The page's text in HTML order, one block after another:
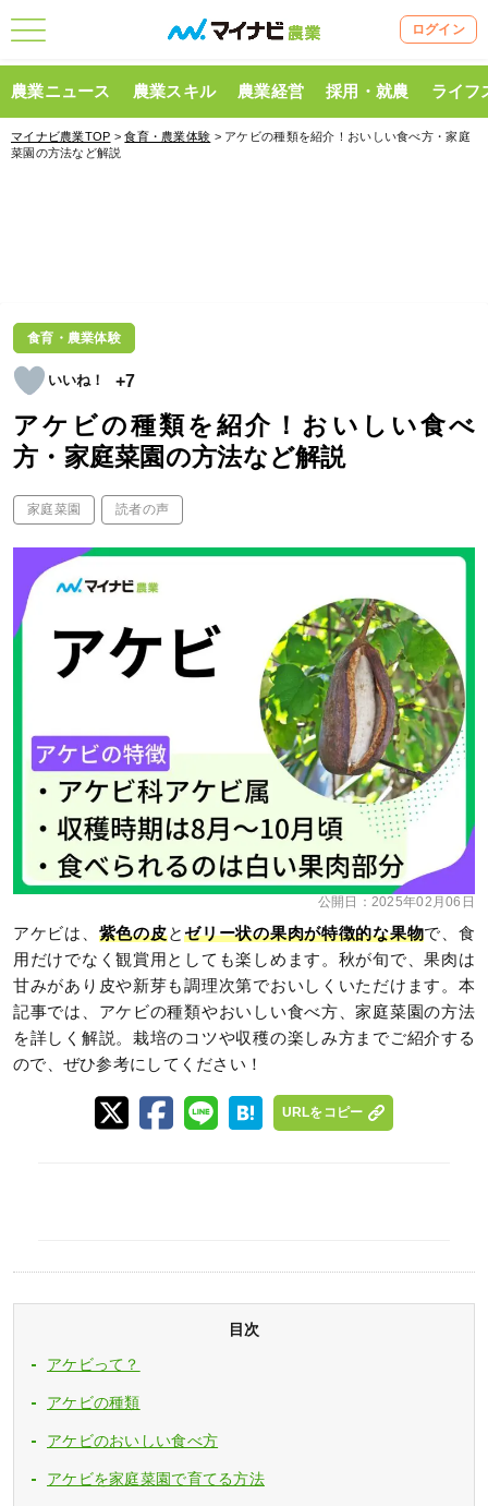
ログイン
農業ニュース 農業スキル 農業経営 採用・就農 ライフ
マイナビ農業TOP >食育・農業体験 > アケビの種類を紹介！おいしい食べ方・家庭
菜園の方法など解説
食育・農業体験
+7
アケビの種類を紹介！おいしい食べ
方・家庭菜園の方法など解説
家庭菜園 読者の声
公開日： 2025年02月06日
アケビは、 紫色の皮とゼリー状の果肉が特徴的な果物で、食
用だけでなく観賞用としても楽しめます。秋が旬で、果肉は
甘みがあり皮や新芽も調理次第でおいしくいただけます。本
記事では、アケビの種類やおいしい食べ方、家庭菜園の方法
を詳しく解説。栽培のコツや収穫の楽しみ方までご紹介する
ので、ぜひ参考にしてください！
URLをコピー
目次
アケビって？
アケビの種類
アケビのおいしい食べ方
アケビを家庭菜園で育てる方法